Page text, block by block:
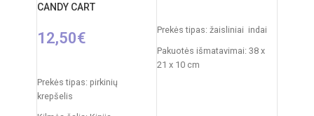
CANDY CART
12,50€
Prekės tipas: pirkinių
krepšelis
Prekės tipas: žaisliniai indai
Pakuotės išmatavimai: 38 x
21 x 10 cm